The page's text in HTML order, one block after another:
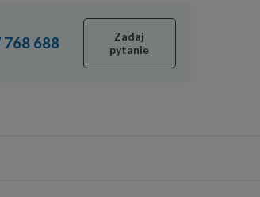
768 688
Zadaj
pytanie